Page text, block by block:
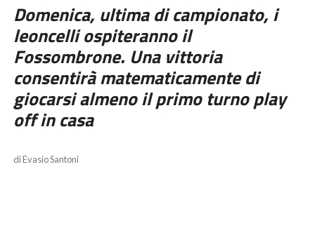
Domenica, ultima di campionato, i
leoncelli ospiteranno il
Fossombrone. Una vittoria
consentirà matematicamente di
giocarsi almeno il primo turno play
off in casa
di Evasio Santoni